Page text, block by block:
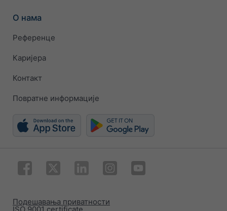
О нама
Референце
Каријера
Контакт
Повратне информације
ISO 9001 certificate
Подешавања приватности